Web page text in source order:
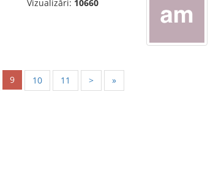
Vizualizări: 10660
9 10 11 > »